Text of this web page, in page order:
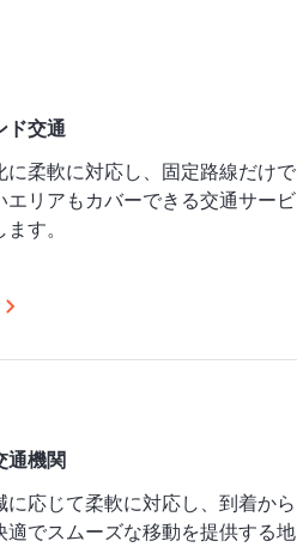
ド交通
に柔軟に対応し、固定路線だけで
エリアもカバーできる交通サービ
す。
通機関
に応じて柔軟に対応し、到着から
適でスムーズな移動を提供する地